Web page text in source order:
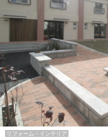
リフォーム・インテリア